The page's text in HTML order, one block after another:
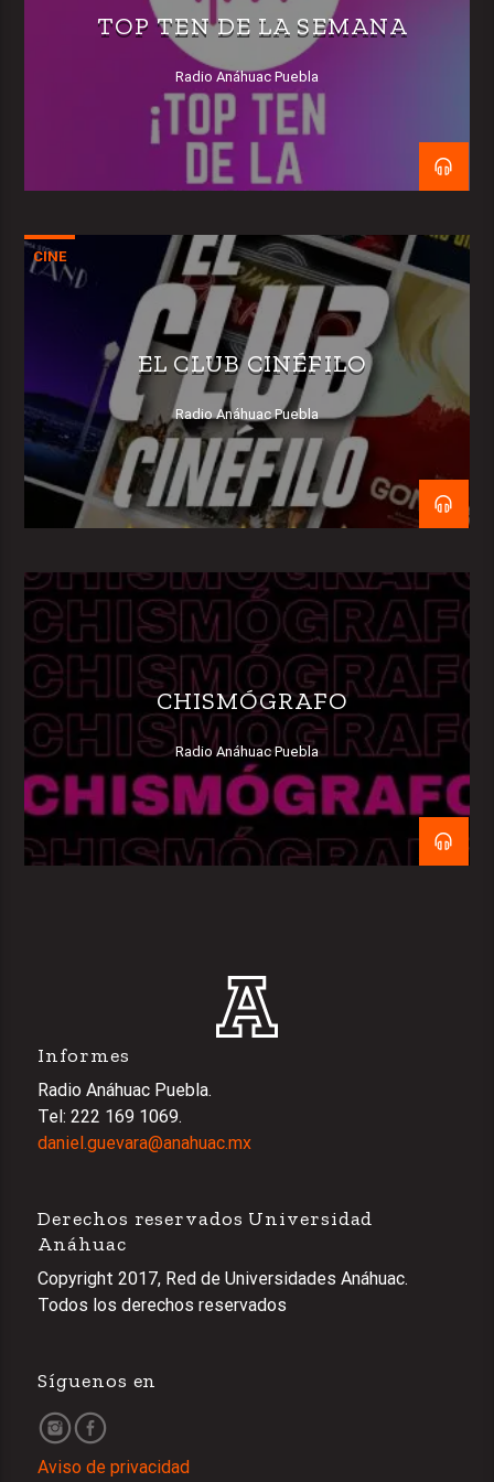
TOP TEN DE LA SEMANA
Radio Anáhuac Puebla
CINE
EL CLUB CINÉFILO
Radio Anáhuac Puebla
CHISMÓGRAFO
Radio Anáhuac Puebla
Informes
Radio Anáhuac Puebla.
Tel: 222 169 1069.
daniel.guevara@anahuac.mx
Derechos reservados Universidad
Anáhuac
Copyright 2017, Red de Universidades Anáhuac.
Todos los derechos reservados
Síguenos en
Aviso de privacidad